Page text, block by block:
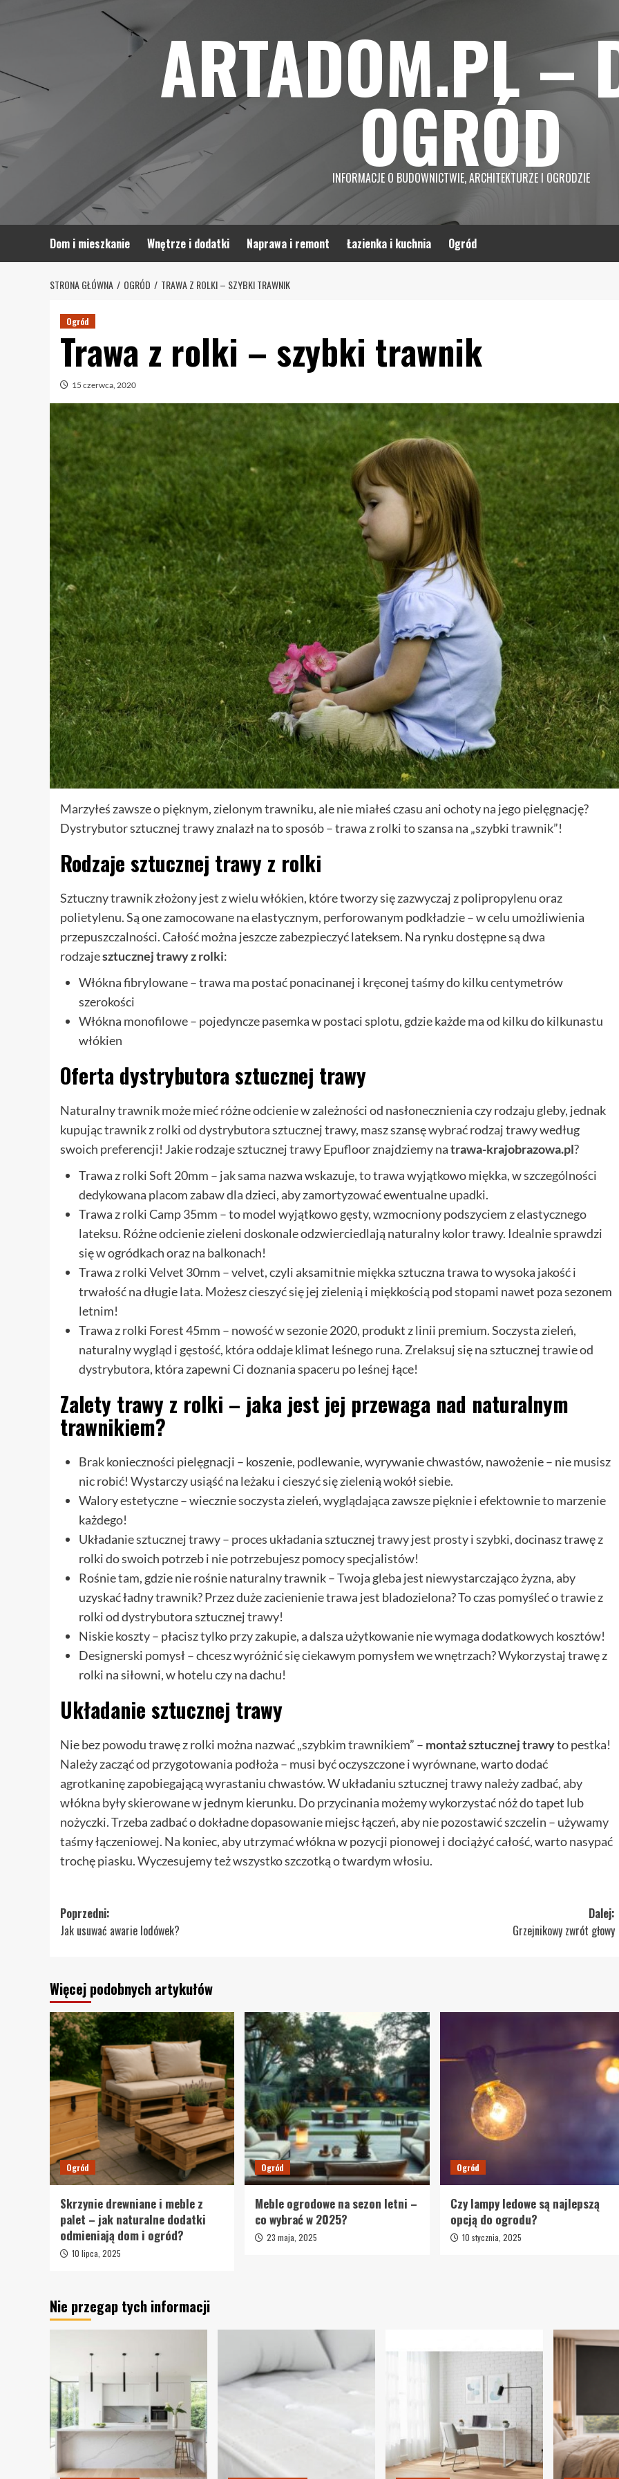
ARTADOM.PL –
OGRÓD
INFORMACJE O BUDOWNICTWIE, ARCHITEKTURZE I OGRODZIE
Dom i mieszkanie Wnętrze i dodatki Naprawa i remont Łazienka i kuchnia Ogród
STRONA GŁÓWNA OGRÓD TRAWA Z ROLKI – SZYBKI TRAWNIK
Ogród
Trawa z rolki – szybki trawnik
15 czerwca, 2020
Marzyłeś zawsze o pięknym, zielonym trawniku, ale nie miałeś czasu ani ochoty na jego pielęgnację?
Dystrybutor sztucznej trawy znalazł na to sposób – trawa z rolki to szansa na „szybki trawnik”!
Rodzaje sztucznej trawy z rolki
Sztuczny trawnik złożony jest z wielu włókien, które tworzy się zazwyczaj z polipropylenu oraz
polietylenu. Są one zamocowane na elastycznym, perforowanym podkładzie – w celu umożliwienia
przepuszczalności. Całość można jeszcze zabezpieczyć lateksem. Na rynku dostępne są dwa
rodzajesztucznej trawy z rolki:
Włókna fibrylowane – trawa ma postać ponacinanej i kręconej taśmy do kilku centymetrów
szerokości
Włókna monofilowe – pojedyncze pasemka w postaci splotu, gdzie każde ma od kilku do kilkunastu
włókien
Oferta dystrybutora sztucznej trawy
Naturalny trawnik może mieć różne odcienie w zależności od nasłonecznienia czy rodzaju gleby, jednak
kupując trawnik z rolki od dystrybutora sztucznej trawy, masz szansę wybrać rodzaj trawy według
swoich preferencji! Jakie rodzaje sztucznej trawy Epufloor znajdziemy natrawa-krajobrazowa.pl?
Trawa z rolki Soft 20mm – jak sama nazwa wskazuje, to trawa wyjątkowo miękka, w szczególności
dedykowana placom zabaw dla dzieci, aby zamortyzować ewentualne upadki.
Trawa z rolki Camp 35mm – to model wyjątkowo gęsty, wzmocniony podszyciem z elastycznego
lateksu. Różne odcienie zieleni doskonale odzwierciedlają naturalny kolor trawy. Idealnie sprawdzi
się w ogródkach oraz na balkonach!
Trawa z rolki Velvet 30mm – velvet, czyli aksamitnie miękka sztuczna trawa to wysoka jakość i
trwałość na długie lata. Możesz cieszyć się jej zielenią i miękkością pod stopami nawet poza sezonem
letnim!
Trawa z rolki Forest 45mm – nowość w sezonie 2020, produkt z linii premium. Soczysta zieleń,
naturalny wygląd i gęstość, która oddaje klimat leśnego runa. Zrelaksuj się na sztucznej trawie od
dystrybutora, która zapewni Ci doznania spaceru po leśnej łące!
Zalety trawy z rolki – jaka jest jej przewaga nad naturalnym
trawnikiem?
Brak konieczności pielęgnacji – koszenie, podlewanie, wyrywanie chwastów, nawożenie – nie musisz
nic robić! Wystarczy usiąść na leżaku i cieszyć się zielenią wokół siebie.
Walory estetyczne – wiecznie soczysta zieleń, wyglądająca zawsze pięknie i efektownie to marzenie
każdego!
Układanie sztucznej trawy – proces układania sztucznej trawy jest prosty i szybki, docinasz trawę z
rolki do swoich potrzeb i nie potrzebujesz pomocy specjalistów!
Rośnie tam, gdzie nie rośnie naturalny trawnik – Twoja gleba jest niewystarczająco żyzna, aby
uzyskać ładny trawnik? Przez duże zacienienie trawa jest bladozielona? To czas pomyśleć o trawie z
rolki od dystrybutora sztucznej trawy!
Niskie koszty – płacisz tylko przy zakupie, a dalsza użytkowanie nie wymaga dodatkowych kosztów!
Designerski pomysł – chcesz wyróżnić się ciekawym pomysłem we wnętrzach? Wykorzystaj trawę z
rolki na siłowni, w hotelu czy na dachu!
Układanie sztucznej trawy
Nie bez powodu trawę z rolki można nazwać „szybkim trawnikiem” – montaż sztucznej trawyto pestka!
Należy zacząć od przygotowania podłoża – musi być oczyszczone i wyrównane, warto dodać
agrotkaninę zapobiegającą wyrastaniu chwastów. W układaniu sztucznej trawy należy zadbać, aby
włókna były skierowane w jednym kierunku. Do przycinania możemy wykorzystać nóż do tapet lub
nożyczki. Trzeba zadbać o dokładne dopasowanie miejsc łączeń, aby nie pozostawić szczelin – używamy
taśmy łączeniowej. Na koniec, aby utrzymać włókna w pozycji pionowej i dociążyć całość, warto nasypać
trochę piasku. Wyczesujemy też wszystko szczotką o twardym włosiu.
Zobacz
wpisy
Poprzedni:
Jak usuwać awarie lodówek?
Dalej:
Grzejnikowy zwrót głowy
Więcej podobnych artykułów
Ogród
Skrzynie drewniane i meble z
palet – jak naturalne dodatki
odmieniają dom i ogród?
10 lipca, 2025
Ogród
Meble ogrodowe na sezon letni –
co wybrać w 2025?
23 maja, 2025
Ogród
Czy lampy ledowe są najlepszą
opcją do ogrodu?
10 stycznia, 2025
Nie przegap tych informacji